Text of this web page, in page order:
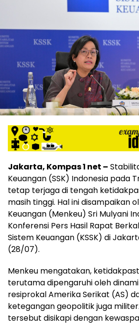
Jakarta, Kompas 1 net –
Keuangan (SSK) Indonesia pada
tetap terjaga di tengah
masih tinggi. Hal ini disampaikan
Keuangan (Menkeu) Sri Mulyani
Konferensi Pers Hasil Rapat
Sistem Keuangan (KSSK) di
(28/07).
Menkeu mengatakan,
terutama dipengaruhi oleh
resiprokal Amerika Serikat (AS)
ketegangan geopolitik juga
tersebut disikapi dengan